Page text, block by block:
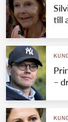
till
–